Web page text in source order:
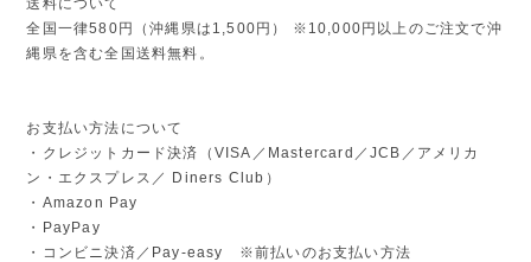
全国一律580円（沖縄県は1,500円） ※10,000円以上のご注文で沖
縄県を含む全国送料無料。
お支払い方法について
・クレジットカード決済（VISA／Mastercard／JCB／アメリカ
ン・エクスプレス／ Diners Club）
・Amazon Pay
・PayPay
・コンビニ決済／Pay-easy ※前払いのお支払い方法